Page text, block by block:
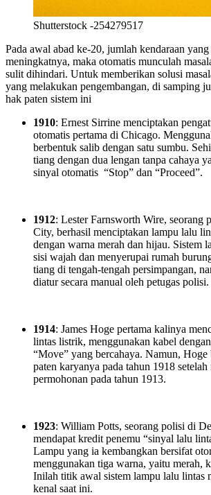
Shutterstock -254279517
Pada awal abad ke-20, jumlah kendaraan
meningkatnya, maka otomatis munculah
sulit dihindari. Untuk memberikan solusi
yang melakukan pengembangan, di samping
hak paten sistem ini
1910: Ernest Sirrine menciptakan
otomatis pertama di Chicago.
berbentuk salib dengan satu sumbu.
tiang dengan dua lengan tanpa cahaya
sinyal otomatis “Stop” dan “Proceed”.
1912: Lester Farnsworth Wire, seorang
City, berhasil menciptakan lampu lalu
dengan warna merah dan hijau. Sistem
sisi wajah dan menyerupai rumah
tiang di tengah-tengah persimpangan,
diatur secara manual oleh petugas polisi.
1914: James Hoge pertama kalinya
lintas listrik, menggunakan kabel
“Move” yang bercahaya. Namun,
paten karyanya pada tahun 1918 setelah
permohonan pada tahun 1913.
1923: William Potts, seorang polisi di
mendapat kredit penemu “sinyal lalu
Lampu yang ia kembangkan bersifat
menggunakan tiga warna, yaitu merah,
Inilah titik awal sistem lampu lalu lintas
kenal saat ini.